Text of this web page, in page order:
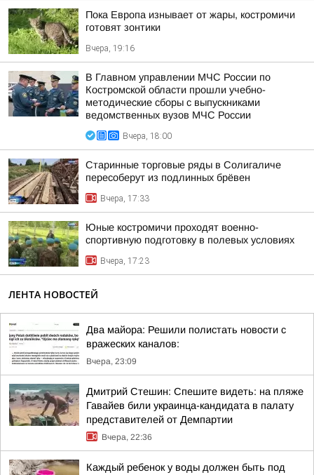
Пока Европа изнывает от жары, костромичи
готовят зонтики
Вчера, 19:16
В Главном управлении МЧС России по
Костромской области прошли учебно-
методические сборы с выпускниками
ведомственных вузов МЧС России
Вчера, 18:00
Старинные торговые ряды в Солигаличе
пересоберут из подлинных брёвен
Вчера, 17:33
Юные костромичи проходят военно-
спортивную подготовку в полевых условиях
Вчера, 17:23
ЛЕНТА НОВОСТЕЙ
Два майора: Решили полистать новости с
вражеских каналов:
Вчера, 23:09
Дмитрий Стешин: Спешите видеть: на пляже
Гавайев били украинца-кандидата в палату
представителей от Демпартии
Вчера, 22:36
Каждый ребенок у воды должен быть под